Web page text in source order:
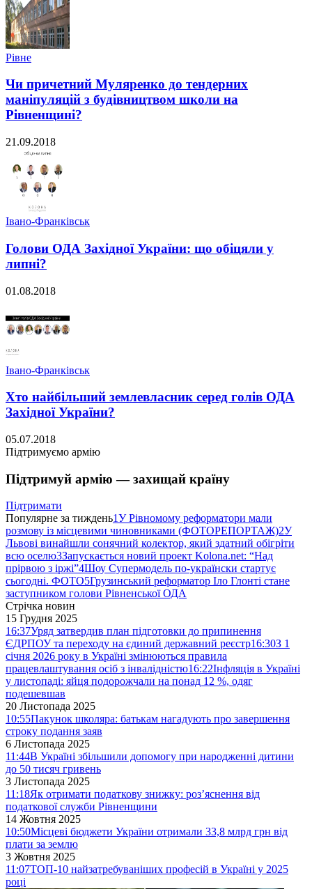
Рівне
Чи причетний Муляренко до тендерних
маніпуляцій з будівництвом школи на
Рівненщині?
21.09.2018
Івано-Франківськ
Голови ОДА Західної України: що обіцяли у
липні?
01.08.2018
Івано-Франківськ
Хто найбільший землевласник серед голів ОДА
Західної України?
05.07.2018
Підтримуємо армію
Підтримуй армію — захищай країну
Підтримати
Популярне за тиждень1У Рівномому реформатори мали
розмову із місцевими чиновниками (ФОТОРЕПОРТАЖ)2У
Львові винайшли сонячний колектор, який здатний обігріти
всю оселю3Запускається новий проект Kolona.net: “Над
прірвою з іржі”4Шоу Супермодель по-українски стартує
сьогодні. ФОТО5Грузинський реформатор Іло Глонті стане
заступником голови Рівненської ОДА
Стрічка новин
15 Грудня 2025
16:37Уряд затвердив план підготовки до припинення
ЄДРПОУ та переходу на єдиний державний реєстр16:30З 1
січня 2026 року в Україні змінюються правила
працевлаштування осіб з інвалідністю16:22Інфляція в Україні
у листопаді: яйця подорожчали на понад 12 %, одяг
подешевшав
20 Листопада 2025
10:55Пакунок школяра: батькам нагадують про завершення
строку подання заяв
6 Листопада 2025
11:44В Україні збільшили допомогу при народженні дитини
до 50 тисяч гривень
3 Листопада 2025
11:18Як отримати податкову знижку: роз’яснення від
податкової служби Рівненщини
14 Жовтня 2025
10:50Місцеві бюджети України отримали 33,8 млрд грн від
плати за землю
3 Жовтня 2025
11:07ТОП-10 найзатребуваніших професій в Україні у 2025
році